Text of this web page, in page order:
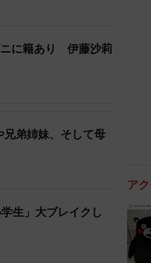
ニに籍あり 伊藤沙莉
弟姉妹、そして母
生」大ブレイクし
ア